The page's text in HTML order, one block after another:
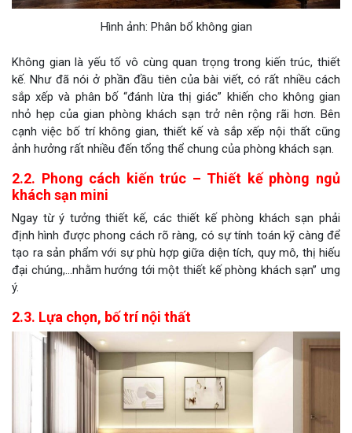
Hình ảnh: Phân bổ không gian
Không gian là yếu tố vô cùng quan trọng trong kiến trúc, thiết
kế. Như đã nói ở phần đầu tiên của bài viết, có rất nhiều cách
sắp xếp và phân bố “đánh lừa thị giác” khiến cho không gian
nhỏ hẹp của gian phòng khách sạn trở nên rộng rãi hơn. Bên
cạnh việc bố trí không gian, thiết kế và sắp xếp nội thất cũng
ảnh hưởng rất nhiều đến tổng thể chung của phòng khách sạn.
2.2. Phong cách kiến trúc – Thiết kế phòng ngủ
khách sạn mini
Ngay từ ý tưởng thiết kế, các thiết kế phòng khách sạn phải
định hình được phong cách rõ ràng, có sự tính toán kỹ càng để
tạo ra sản phẩm với sự phù hợp giữa diện tích, quy mô, thị hiếu
đại chúng,…nhằm hướng tới một thiết kế phòng khách sạn” ưng
ý.
2.3. Lựa chọn, bố trí nội thất